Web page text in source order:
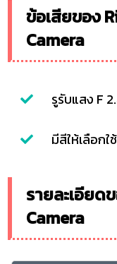
ข้อเสียของ
Camera
รูรับแสง F
มีสีให้เลือก
รายละเอียด
Camera